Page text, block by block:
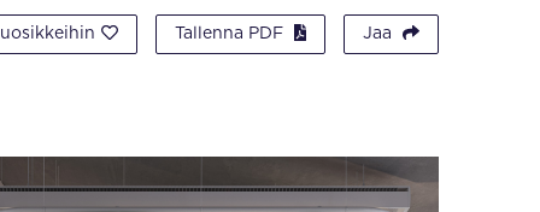
Tallenna PDF Jaa